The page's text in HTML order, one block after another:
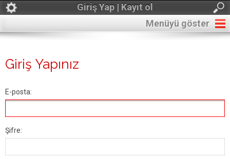
Giriş Yap | Kayıt ol
Menüyü göster
Giriş Yapınız
E-posta:
Şifre: